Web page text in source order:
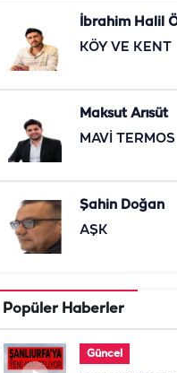
İbrahim Halil
KÖY VE KENT
Maksut Arısüt
MAVİ TERMOS
Şahin Doğan
AŞK
Popüler Haberler
Güncel